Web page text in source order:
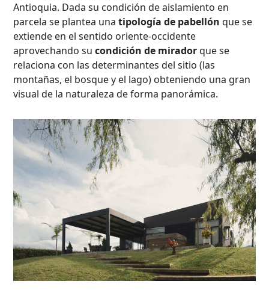
Antioquia. Dada su condición de aislamiento en
parcela se plantea unatipología de pabellón que se
extiende en el sentido oriente-occidente
aprovechando sucondición de miradorque se
relaciona con las determinantes del sitio (las
montañas, el bosque y el lago) obteniendo una gran
visual de la naturaleza de forma panorámica.